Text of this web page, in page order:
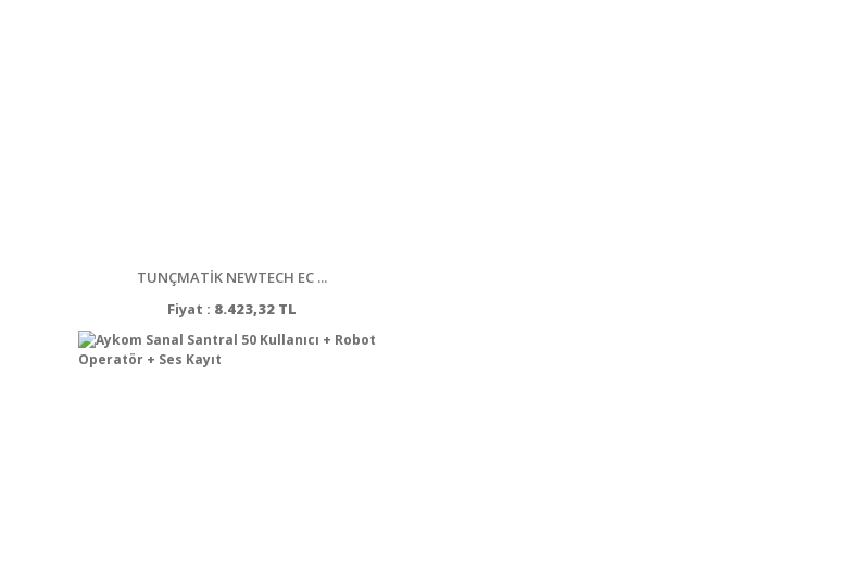
TUNÇMATİK NEWTECH EC ...
Fiyat : 8.423,32 TL